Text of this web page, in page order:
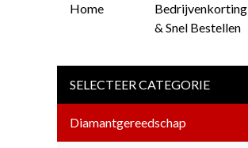
Home
Bedrijvenkorting
& Snel Bestellen
SELECTEER CATEGORIE
Diamantgereedschap